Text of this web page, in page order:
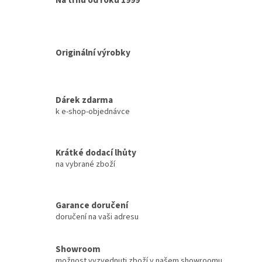
Originální výrobky
Dárek zdarma
k e-shop-objednávce
Krátké dodací lhůty
na vybrané zboží
Garance doručení
doručení na vaši adresu
Showroom